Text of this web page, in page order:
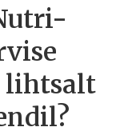
lihtsalt